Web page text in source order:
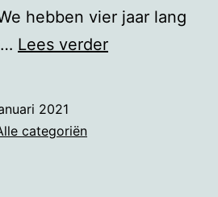
hebben vier jaar lang
Lees verderNooit
2021
categoriën